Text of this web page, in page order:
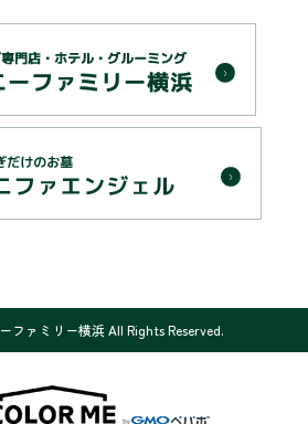
ファミリー横浜 All Rights Reserved.